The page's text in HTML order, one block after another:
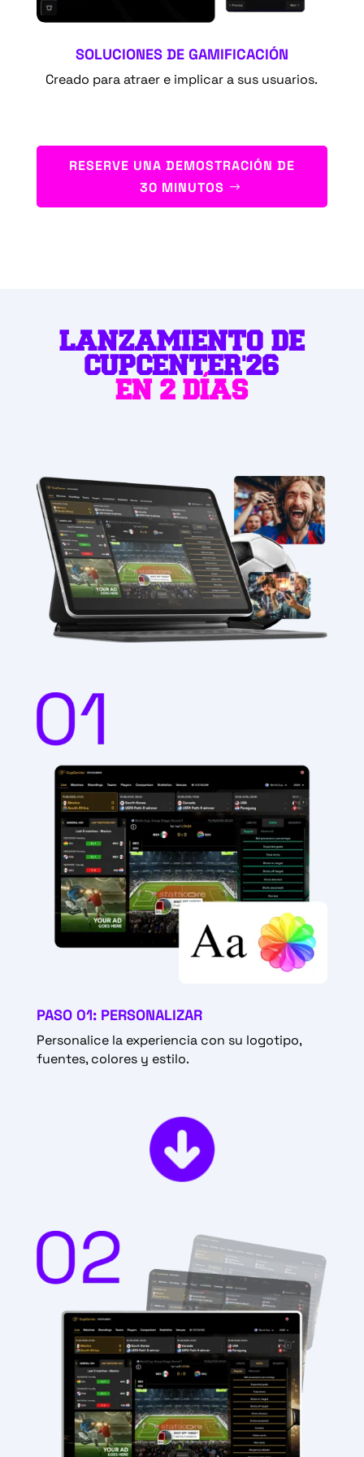
SOLUCIONES DE GAMIFICACIÓN
Creado para atraer e implicar a sus usuarios.
RESERVE UNA DEMOSTRACIÓN DE
30 MINUTOS
LANZAMIENTO DE
CUPCENTER'26
EN 2 DÍAS
PASO 01: PERSONALIZAR
Personalice la experiencia con su logotipo,
fuentes, colores y estilo.